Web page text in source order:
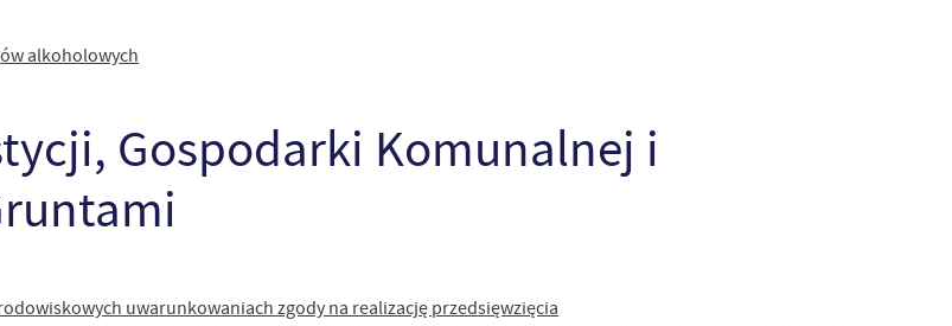
alkoholowych
Gospodarki Komunalnej i
uwarunkowaniach zgody na realizację przedsięwzięcia